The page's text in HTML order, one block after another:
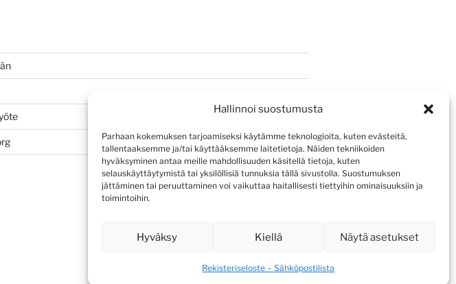
Hallinnoi suostumusta
Parhaan kokemuksen tarjoamiseksi käytämme teknologioita, kuten evästeitä,
tallentaaksemme ja/tai käyttääksemme laitetietoja. Näiden tekniikoiden
hyväksyminen antaa meille mahdollisuuden käsitellä tietoja, kuten
selauskäyttäytymistä tai yksilöllisiä tunnuksia tällä sivustolla. Suostumuksen
jättäminen tai peruuttaminen voi vaikuttaa haitallisesti tiettyihin ominaisuuksiin ja
toimintoihin.
Hyväksy Kiellä Näytä asetukset
Rekisteriseloste – Sähköpostilista